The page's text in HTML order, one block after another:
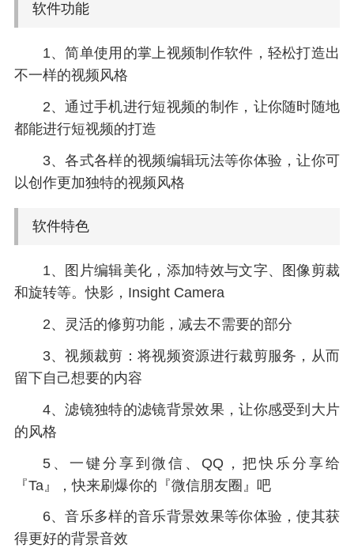
软件功能
1、简单使用的掌上视频制作软件，轻松打造出
不一样的视频风格
2、通过手机进行短视频的制作，让你随时随地
都能进行短视频的打造
3、各式各样的视频编辑玩法等你体验，让你可
以创作更加独特的视频风格
软件特色
1、图片编辑美化，添加特效与文字、图像剪裁
和旋转等。快影，Insight Camera
2、灵活的修剪功能，减去不需要的部分
3、视频裁剪：将视频资源进行裁剪服务，从而
留下自己想要的内容
4、滤镜独特的滤镜背景效果，让你感受到大片
的风格
5、一键分享到微信、QQ，把快乐分享给
『Ta』，快来刷爆你的『微信朋友圈』吧
6、音乐多样的音乐背景效果等你体验，使其获
得更好的背景音效